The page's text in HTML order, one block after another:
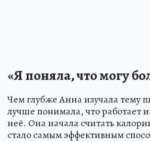
«Я поняла, что могу
Чем глубже Анна изучала тему
лучше понимала, что работает
неё. Она начала считать
стало самым эффективным